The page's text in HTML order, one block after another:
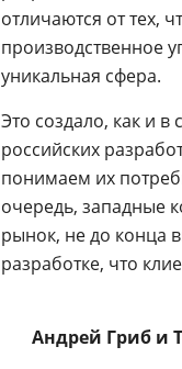
отличаются от тех,
производственное
уникальная сфера.
Это создало, как и
российских
понимаем их
очередь, западные
рынок, не до конца
разработке, что
Андрей Гриб и